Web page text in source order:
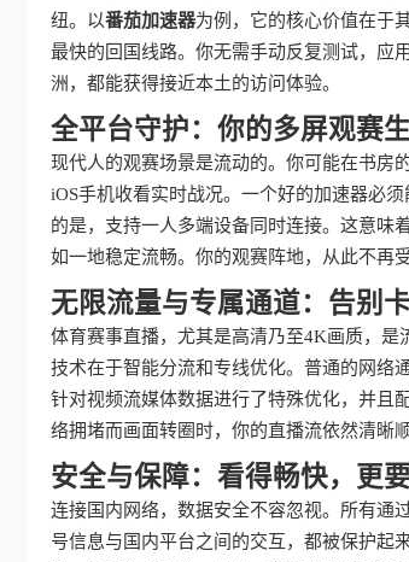
纽。以番茄加速器为例，它的核心价值在于
最快的回国线路。你无需手动反复测试，应
洲，都能获得接近本土的访问体验。
全平台守护：你的多屏观赛
现代人的观赛场景是流动的。你可能在书房
iOS手机收看实时战况。一个好的加速器必
的是，支持一人多端设备同时连接。这意味
如一地稳定流畅。你的观赛阵地，从此不再受
无限流量与专属通道：告别
体育赛事直播，尤其是高清乃至4K画质，
技术在于智能分流和专线优化。普通的网络
针对视频流媒体数据进行了特殊优化，并且
络拥堵而画面转圈时，你的直播流依然清晰
安全与保障：看得畅快，更
连接国内网络，数据安全不容忽视。所有通
号信息与国内平台之间的交互，都被保护起